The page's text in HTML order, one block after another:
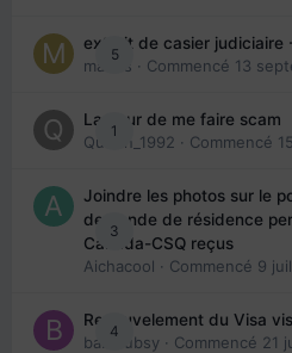
5
extrait de casier judiciaire
maries · Commencé 13
1
La peur de me faire scam
Queen_1992 · Commencé
3
Joindre les photos sur le
demande de résidence
Canada-CSQ reçus
Aichacool · Commencé 9
4
Renouvelement du Visa
babibubsy · Commencé 21